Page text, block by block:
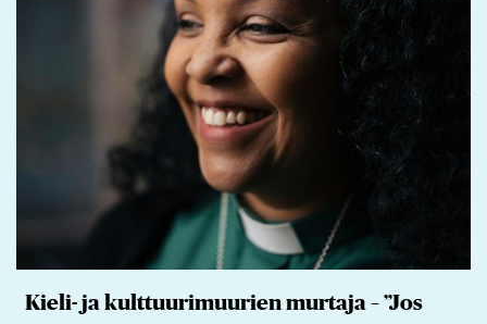
Kieli- ja kulttuurimuurien murtaja – ”Jos